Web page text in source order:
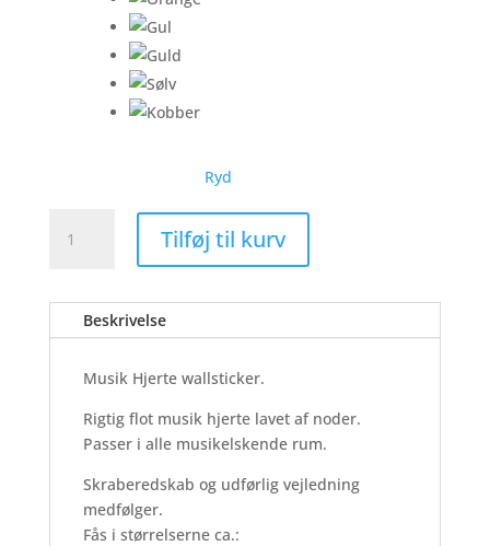
Ryd
Hjerte
antal
Tilføj til kurv
Beskrivelse
Musik Hjerte wallsticker.
Rigtig flot musik hjerte lavet af noder.
Passer i alle musikelskende rum.
Skraberedskab og udførlig vejledning
medfølger.
Fås i størrelserne ca.: